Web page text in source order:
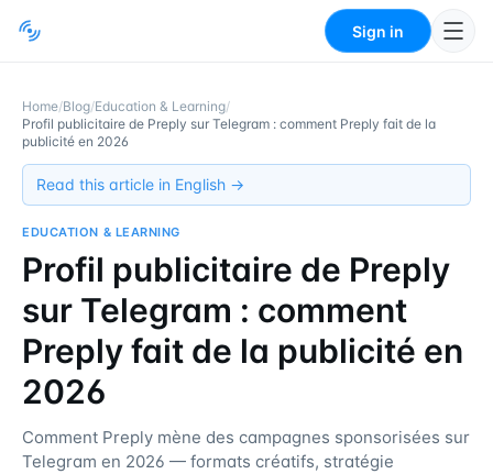
Sign in
Home/Blog/Education & Learning/
Profil publicitaire de Preply sur Telegram : comment Preply fait de la
publicité en 2026
Read this article in English →
EDUCATION & LEARNING
Profil publicitaire de Preply
sur Telegram : comment
Preply fait de la publicité en
2026
Comment Preply mène des campagnes sponsorisées sur
Telegram en 2026 — formats créatifs, stratégie